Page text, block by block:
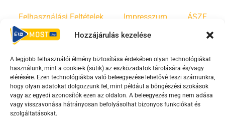
Hozzájárulás kezelése
A legjobb felhasználói élmény biztosítása érdekében olyan technológiákat
használunk, mint a cookie-k (sütik) az eszközadatok tárolására és/vagy
elérésére. Ezen technológiákba való beleegyezése lehetővé teszi számunkra,
hogy olyan adatokat dolgozzunk fel, mint például a böngészési szokások
vagy az egyedi azonosítók ezen az oldalon. A beleegyezés meg nem adása
vagy visszavonása hátrányosan befolyásolhat bizonyos funkciókat és
szolgáltatásokat.
Felhasználási Feltételek Impresszum ÁSZF
Irányelvek Moderálási szabályzat
F
a
c
e
Y
o
u
t
T
i
k